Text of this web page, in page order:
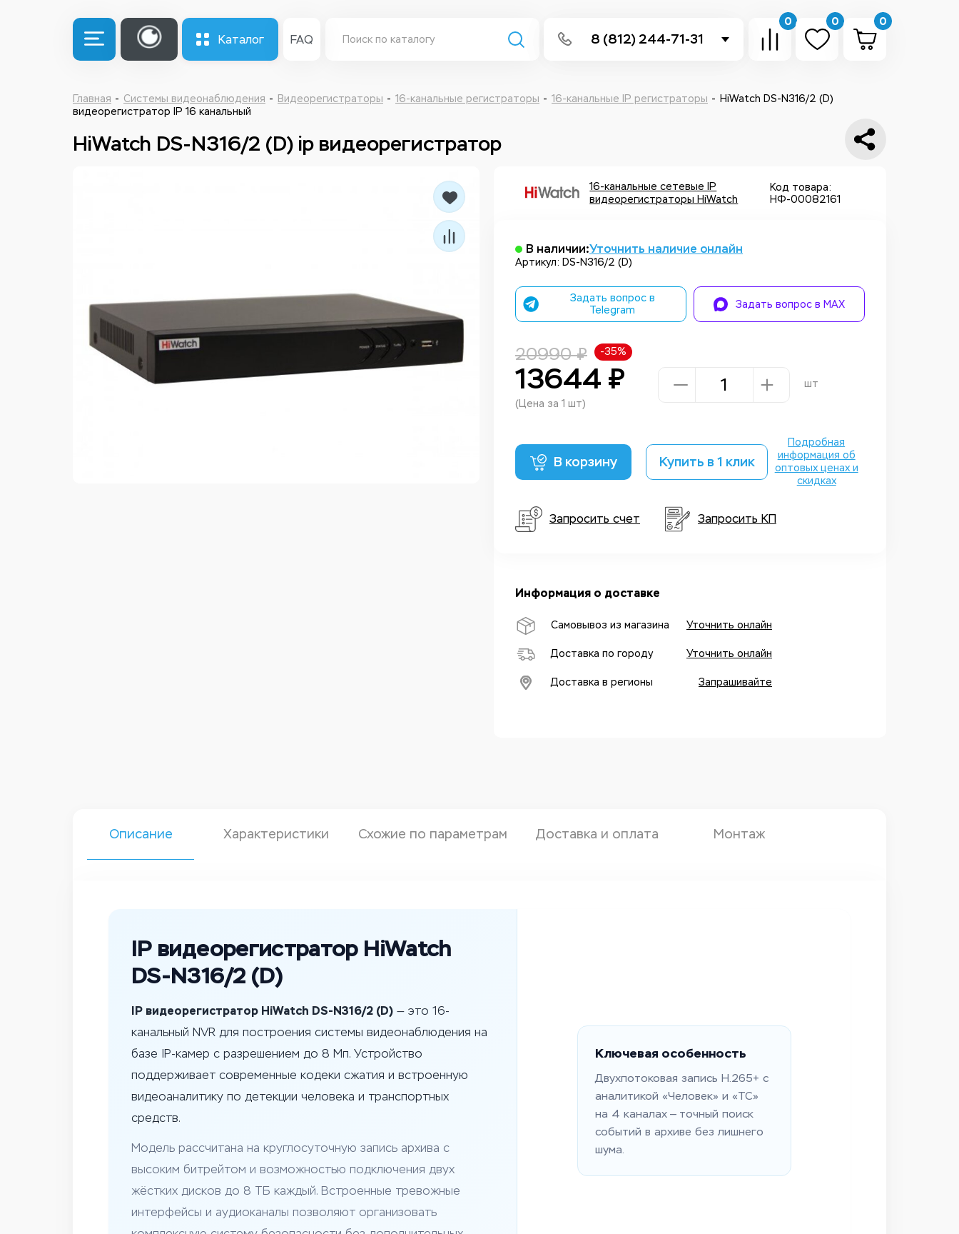
Каталог FAQ 8 (812) 244-71-31
Написать в Telegram
0 0 0
Главная Системы видеонаблюдения Видеорегистраторы 16-канальные регистраторы 16-канальные IP регистраторы
HiWatch DS-N316/2 (D)
видеорегистратор IP 16 канальный
HiWatch DS-N316/2 (D) ip видеорегистратор
16-канальные сетевые IP
видеорегистраторы HiWatch
Код товара:
НФ-00082161
В наличии:Уточнить наличие онлайн
Артикул: DS-N316/2 (D)
Задать вопрос в
Telegram
Задать вопрос в MAX
20990 ₽ -35%
13644 ₽
(Цена за 1 шт)
шт
В корзину Купить в 1 клик
Подробная
информация об
оптовых ценах и
скидках
Запросить счет Запросить КП
Информация о доставке
Самовывоз из магазина Уточнить онлайн
Доставка по городу Уточнить онлайн
Доставка в регионы Запрашивайте
Описание Характеристики Схожие по параметрам Доставка и оплата Монтаж
IP видеорегистратор HiWatch
DS-N316/2 (D)
IP видеорегистратор HiWatch DS-N316/2 (D) — это 16-
канальный NVR для построения системы видеонаблюдения на
базе IP-камер с разрешением до 8 Мп. Устройство
поддерживает современные кодеки сжатия и встроенную
видеоаналитику по детекции человека и транспортных
средств.
Модель рассчитана на круглосуточную запись архива с
высоким битрейтом и возможностью подключения двух
жёстких дисков до 8 ТБ каждый. Встроенные тревожные
интерфейсы и аудиоканалы позволяют организовать
Ключевая особенность
Двухпотоковая запись H.265+ с
аналитикой «Человек» и «ТС»
на 4 каналах — точный поиск
событий в архиве без лишнего
шума.